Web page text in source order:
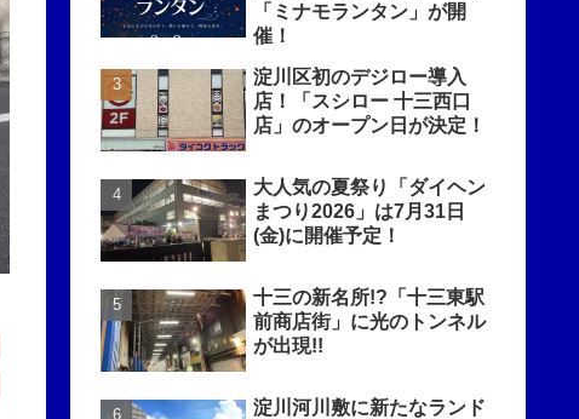
「ミナモランタン」が開
催！
淀川区初のデジロー導入
店！「スシロー 十三西口
店」のオープン日が決定！
大人気の夏祭り「ダイヘン
まつり2026」は7月31日
(金)に開催予定！
十三の新名所!?「十三東駅
前商店街」に光のトンネル
が出現!!
淀川河川敷に新たなランド